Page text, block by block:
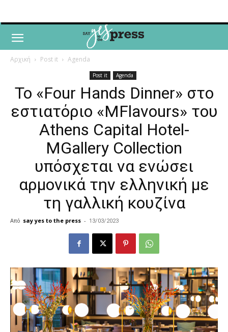
Αρχική Post it Agenda
Post it Agenda
Το «Four Hands Dinner» στο
εστιατόριο «MFlavours» του
Athens Capital Hotel-
MGallery Collection
υπόσχεται να ενώσει
αρμονικά την ελληνική με
τη γαλλική κουζίνα
Από say yes to the press - 13/03/2023